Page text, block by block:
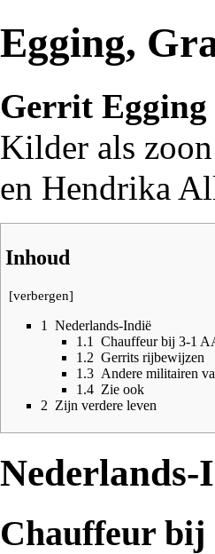
Egging,
Gerrit Egging
Kilder als
en Hendrika
Inhoud
[verbergen]
1
Nederlands-Indië
1.1
Chauffeur bij 3-1
1.2 Gerrits rijbewijzen
1.3 Andere militairen
1.4 Zie ook
2 Zijn verdere leven
Nederlands-
Chauffeur bij